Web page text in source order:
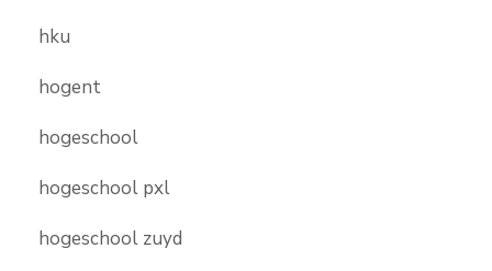
hku
hogent
hogeschool
hogeschool pxl
hogeschool zuyd